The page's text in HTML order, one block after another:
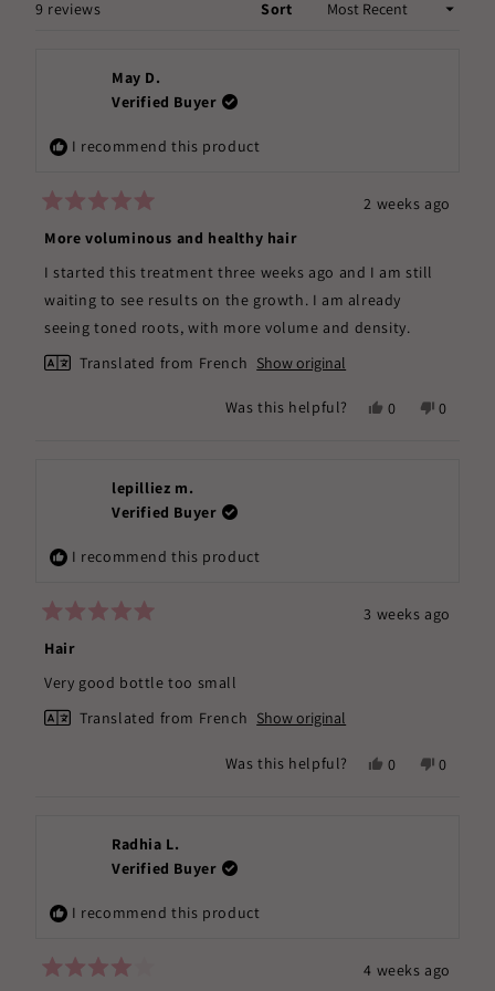
WINDOW)
9 reviews Sort
May D.
Verified Buyer
I recommend this product
5
out
of
5
stars
2 weeks ago
More voluminous and healthy hair
I started this treatment three weeks ago and I am still
waiting to see results on the growth. I am already
seeing toned roots, with more volume and density.
Translated from French Show original
Was this helpful?
Yes,
0
No,
0
lepilliez m.
Verified Buyer
I recommend this product
5
out
of
5
stars
3 weeks ago
Hair
Very good bottle too small
Translated from French Show original
Was this helpful?
Yes,
0
No,
0
Radhia L.
Verified Buyer
I recommend this product
4 weeks ago
Loading...